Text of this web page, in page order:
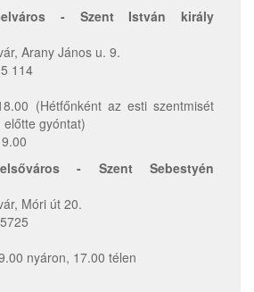
Belváros - Szent István király
Arany János u. 9.
114
(Hétfőnként az esti szentmisét
előtte gyóntat)
Felsőváros - Szent Sebestyén
Móri út 20.
nyáron, 17.00 télen